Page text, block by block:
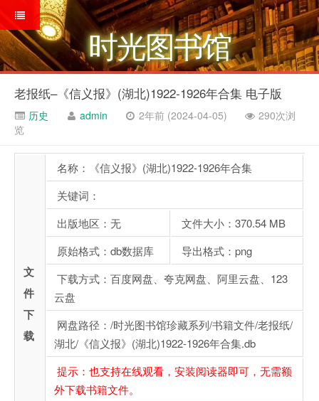
时光图书馆
老报纸–《信义报》(湖北)1922-1926年合集 电子版
历史 admin 2年前 (2024-04-05)
290次浏
览
文
件
下
载
名称：《信义报》(湖北)1922-1926年合集
关键词：
出版地区：无
文件大小：370.54 MB
原始格式：db数据库
导出格式：png
下载方式：百度网盘、夸克网盘、阿里云盘、123
云盘
网盘路径：/时光图书馆珍藏系列/书籍文件/老报纸/
湖北/《信义报》(湖北)1922-1926年合集.db
提示：也支持在线观看，安装阅读器即可，无需额
外下载书籍文件。